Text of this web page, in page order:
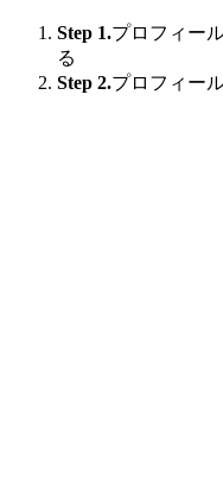
Step 1.プロフィー
る
Step 2.プロフィー